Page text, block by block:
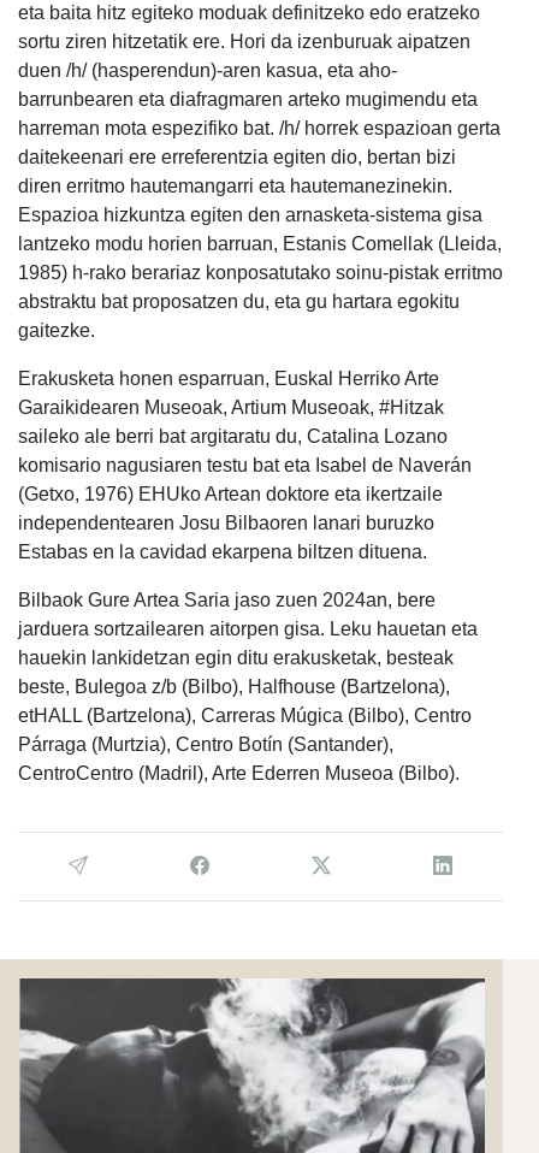
eta baita hitz egiteko moduak definitzeko edo eratzeko
sortu ziren hitzetatik ere. Hori da izenburuak aipatzen
duen /h/ (hasperendun)-aren kasua, eta aho-
barrunbearen eta diafragmaren arteko mugimendu eta
harreman mota espezifiko bat. /h/ horrek espazioan gerta
daitekeenari ere erreferentzia egiten dio, bertan bizi
diren erritmo hautemangarri eta hautemanezinekin.
Espazioa hizkuntza egiten den arnasketa-sistema gisa
lantzeko modu horien barruan, Estanis Comellak (Lleida,
1985) h-rako berariaz konposatutako soinu-pistak erritmo
abstraktu bat proposatzen du, eta gu hartara egokitu
gaitezke.
Erakusketa honen esparruan, Euskal Herriko Arte
Garaikidearen Museoak, Artium Museoak, #Hitzak
saileko ale berri bat argitaratu du, Catalina Lozano
komisario nagusiaren testu bat eta Isabel de Naverán
(Getxo, 1976) EHUko Artean doktore eta ikertzaile
independentearen Josu Bilbaoren lanari buruzko
Estabas en la cavidad ekarpena biltzen dituena.
Bilbaok Gure Artea Saria jaso zuen 2024an, bere
jarduera sortzailearen aitorpen gisa. Leku hauetan eta
hauekin lankidetzan egin ditu erakusketak, besteak
beste, Bulegoa z/b (Bilbo), Halfhouse (Bartzelona),
etHALL (Bartzelona), Carreras Múgica (Bilbo), Centro
Párraga (Murtzia), Centro Botín (Santander),
CentroCentro (Madril), Arte Ederren Museoa (Bilbo).